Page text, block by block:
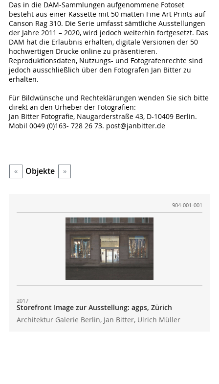
Das in die DAM-Sammlungen aufgenommene Fotoset
besteht aus einer Kassette mit 50 matten Fine Art Prints auf
Canson Rag 310. Die Serie umfasst sämtliche Ausstellungen
der Jahre 2011 – 2020, wird jedoch weiterhin fortgesetzt. Das
DAM hat die Erlaubnis erhalten, digitale Versionen der 50
hochwertigen Drucke online zu präsentieren.
Reproduktionsdaten, Nutzungs- und Fotografenrechte sind
jedoch ausschließlich über den Fotografen Jan Bitter zu
erhalten.
Für Bildwünsche und Rechteklärungen wenden Sie sich bitte
direkt an den Urheber der Fotografien:
Jan Bitter Fotografie, Naugarderstraße 43, D-10409 Berlin.
Mobil 0049 (0)163- 728 26 73. post@janbitter.de
« Objekte »
904-001-001
2017
Storefront Image zur Ausstellung: agps, Zürich
Architektur Galerie Berlin, Jan Bitter, Ulrich Müller